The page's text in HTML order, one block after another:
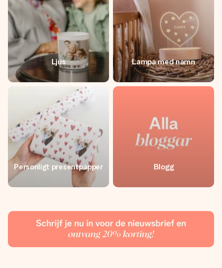
Ljus Lampa med namn
Personligt presentpapper Blogg